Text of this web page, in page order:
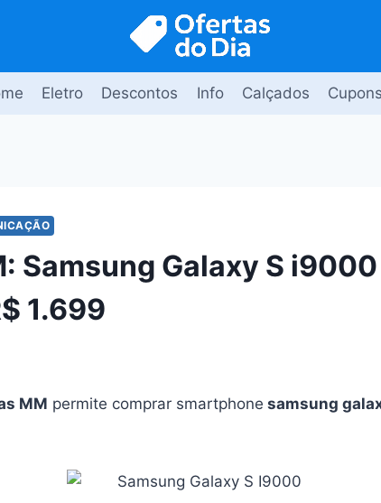
Eletro Descontos Info Calçados Cupons
Samsung Galaxy S
1.699
MM permite comprar smartphone samsung